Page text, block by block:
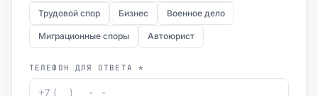
Трудовой спор Бизнес Военное дело
Миграционные споры Автоюрист
ТЕЛЕФОН ДЛЯ ОТВЕТА *